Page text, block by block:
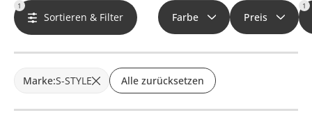
1
Sortieren & Filter Farbe Preis
1
Marke:S-STYLE Alle zurücksetzen